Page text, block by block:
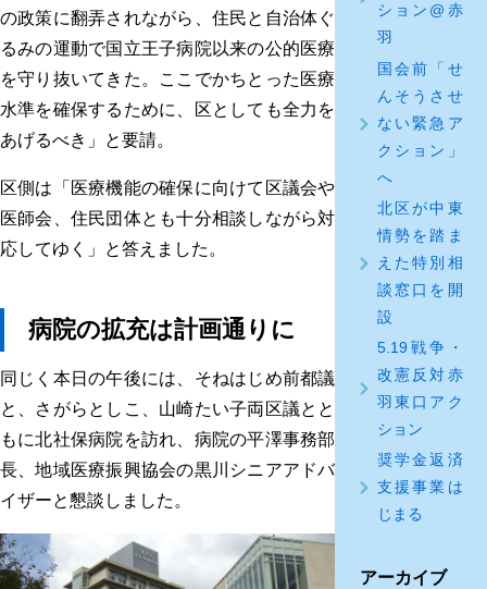
の政策に翻弄されながら、住民と自治体ぐ
るみの運動で国立王子病院以来の公的医療
を守り抜いてきた。ここでかちとった医療
水準を確保するために、区としても全力を
あげるべき」と要請。
区側は「医療機能の確保に向けて区議会や
医師会、住民団体とも十分相談しながら対
応してゆく」と答えました。
病院の拡充は計画通りに
同じく本日の午後には、そねはじめ前都議
と、さがらとしこ、山崎たい子両区議とと
もに北社保病院を訪れ、病院の平澤事務部
長、地域医療振興協会の黒川シニアアドバ
イザーと懇談しました。
ション@赤
羽
国会前「せ
んそうさせ
ない緊急ア
クション」
へ
北区が中東
情勢を踏ま
えた特別相
談窓口を開
設
5.19戦争・
改憲反対赤
羽東口アク
ション
奨学金返済
支援事業は
じまる
アーカイブ